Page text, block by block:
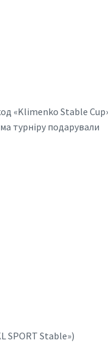
«Klimenko Stable
турніру подарували
SPORT Stable»)